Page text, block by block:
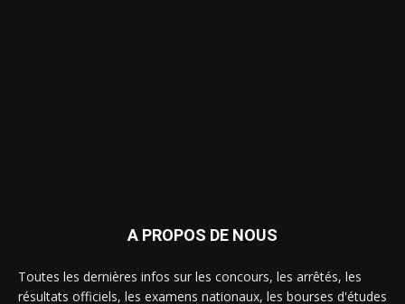
A PROPOS DE NOUS
Toutes les dernières infos sur les concours, les arrêtés, les
résultats officiels, les examens nationaux, les bourses d'études